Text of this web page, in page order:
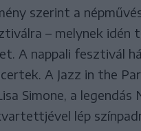
szerint a
– melynek idén
A nappali fesztivál
A Jazz in the
Simone, a legendás
lép